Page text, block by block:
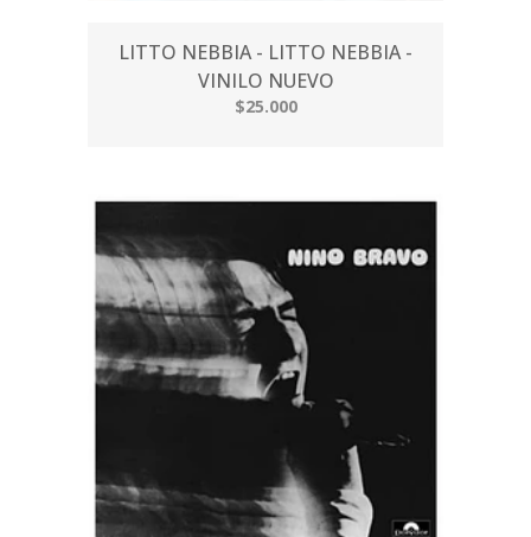
LITTO NEBBIA - LITTO NEBBIA -
VINILO NUEVO
$25.000